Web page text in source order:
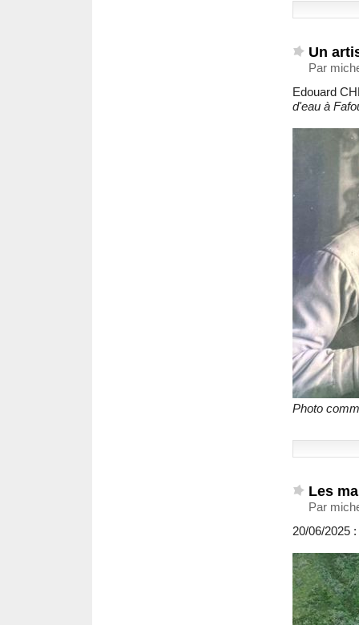
Un
Par
Edouard
d'eau à
Photo
Les
Par
20/06/2025